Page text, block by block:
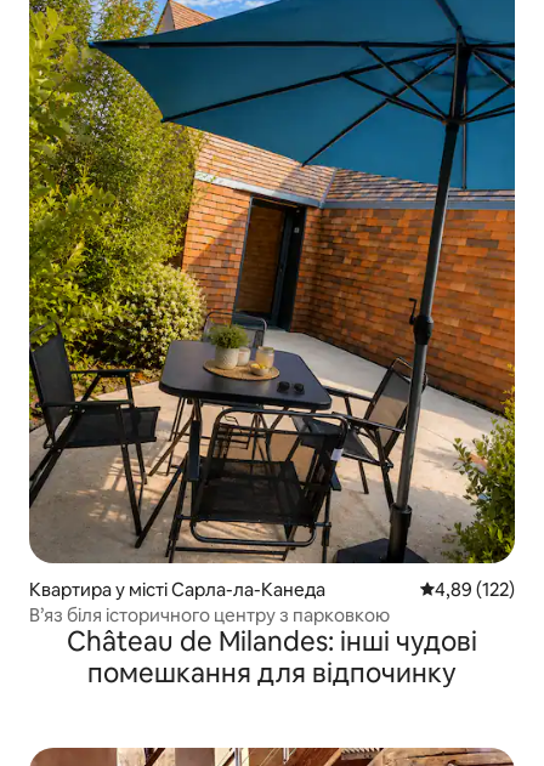
Квартира у місті Сарла-ла-Канеда Середня
4,89 (122)
В’яз біля історичного центру з парковкою
Château de Milandes: інші чудові
помешкання для відпочинку